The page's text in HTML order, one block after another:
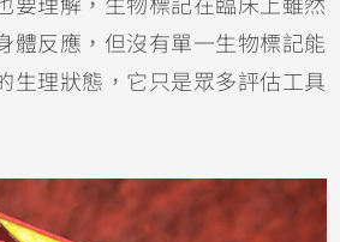
要理解，生物標記在臨床上雖然
體反應，但沒有單一生物標記能
生理狀態，它只是眾多評估工具